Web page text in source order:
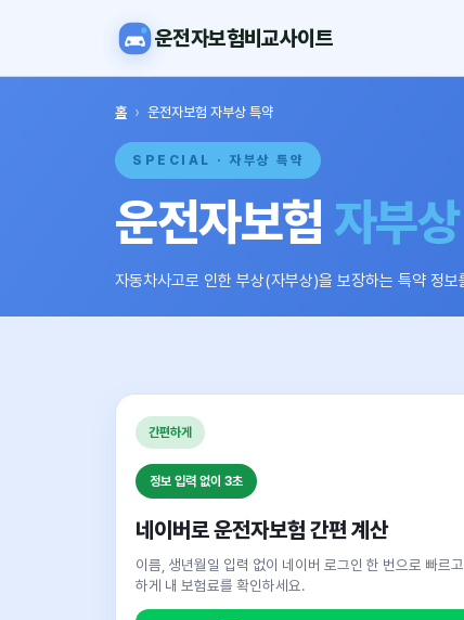
운전자보험비교사이트
홈 › 운전자보험 자부상 특약
SPECIAL · 자부상 특약
운전자보험 자부상
자동차사고로 인한 부상(자부상)을 보장하는 특약 정보
간편하게
정보 입력 없이 3초
네이버로 운전자보험 간편 계산
이름, 생년월일 입력 없이 네이버 로그인 한 번으로 빠르
하게 내 보험료를 확인하세요.